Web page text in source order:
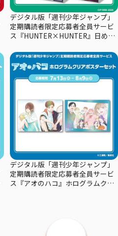
デジタル版「週刊少年ジャンプ」
定期購読者限定応募者全員サービ
ス『HUNTER×HUNTER』日めく
デジタル版「週刊少年ジャンプ」
定期購読者限定応募者全員サービ
ス『アオのハコ』ホログラムクリ